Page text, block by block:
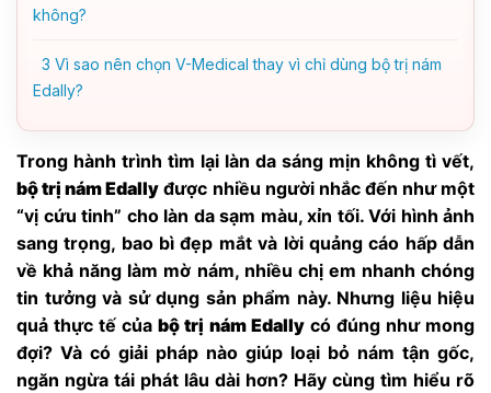
không?
3 Vì sao nên chọn V-Medical thay vì chỉ dùng bộ trị nám
Edally?
Trong hành trình tìm lại làn da sáng mịn không tì vết,
bộ trị nám Edally được nhiều người nhắc đến như một
“vị cứu tinh” cho làn da sạm màu, xỉn tối. Với hình ảnh
sang trọng, bao bì đẹp mắt và lời quảng cáo hấp dẫn
về khả năng làm mờ nám, nhiều chị em nhanh chóng
tin tưởng và sử dụng sản phẩm này. Nhưng liệu hiệu
quả thực tế củabộ trị nám Edallycó đúng như mong
đợi? Và có giải pháp nào giúp loại bỏ nám tận gốc,
ngăn ngừa tái phát lâu dài hơn? Hãy cùng tìm hiểu rõ